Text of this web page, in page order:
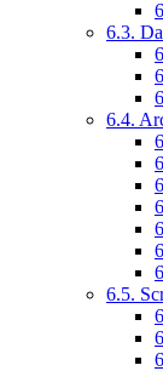
6.3.
6.4.
6.5.